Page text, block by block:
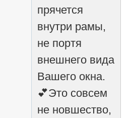
прячется
внутри рамы,
не портя
внешнего вида
Вашего окна.
💕Это совсем
не новшество,